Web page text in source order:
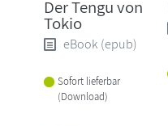
Der Tengu von
Tokio
eBook (epub)
Sofort lieferbar
(Download)